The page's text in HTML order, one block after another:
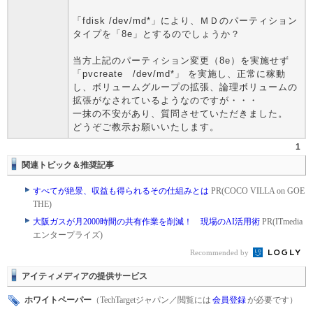
「fdisk /dev/md*」により、ＭＤのパーティション
タイプを「8e」とするのでしょうか？
当方上記のパーティション変更（8e）を実施せず
「pvcreate /dev/md*」 を実施し、正常に稼動
し、ボリュームグループの拡張、論理ボリュームの
拡張がなされているようなのですが・・・
一抹の不安があり、質問させていただきました。
どうぞご教示お願いいたします。
1
関連トピック＆推奨記事
すべてが絶景、収益も得られるその仕組みとは PR(COCO VILLA on GOE
THE)
大阪ガスが月2000時間の共有作業を削減！ 現場のAI活用術 PR(ITmedia
エンタープライズ)
Recommended by
アイティメディアの提供サービス
ホワイトペーパー （TechTargetジャパン／閲覧には 会員登録が必要です）